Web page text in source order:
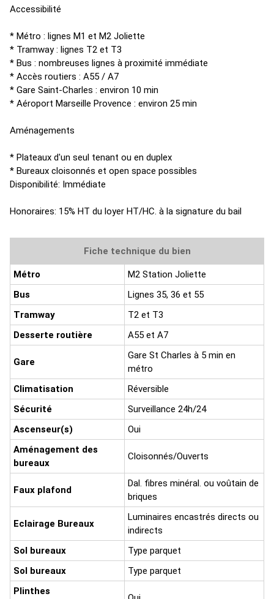
Accessibilité
* Métro : lignes M1 et M2 Joliette
* Tramway : lignes T2 et T3
* Bus : nombreuses lignes à proximité immédiate
* Accès routiers : A55 / A7
* Gare Saint-Charles : environ 10 min
* Aéroport Marseille Provence : environ 25 min
Aménagements
* Plateaux d'un seul tenant ou en duplex
* Bureaux cloisonnés et open space possibles
Disponibilité: Immédiate
Honoraires: 15% HT du loyer HT/HC. à la signature du bail
Fiche technique du bien
Métro
M2 Station Joliette
Bus
Lignes 35, 36 et 55
Tramway
T2 et T3
Desserte routière
A55 et A7
Gare
Gare St Charles à 5 min en
métro
Climatisation
Réversible
Sécurité
Surveillance 24h/24
Ascenseur(s)
Oui
Aménagement des
bureaux
Cloisonnés/Ouverts
Faux plafond
Dal. fibres minéral. ou voûtain de
briques
Eclairage Bureaux
Luminaires encastrés directs ou
indirects
Sol bureaux
Type parquet
Sol bureaux
Type parquet
Plinthes